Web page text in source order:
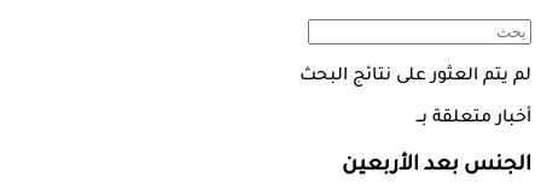
لم يتم العثور على نتائج البحث
أخبار متعلقة بــ
الجنس بعد الأربعين